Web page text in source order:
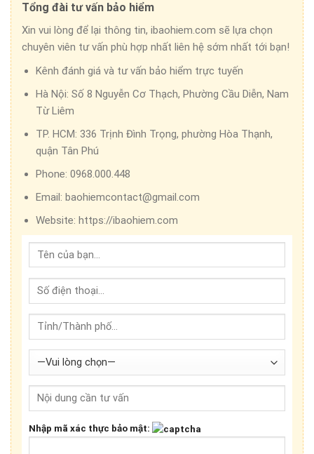
Tổng đài tư vấn bảo hiểm
Xin vui lòng để lại thông tin, ibaohiem.com sẽ lựa chọn
chuyên viên tư vấn phù hợp nhất liên hệ sớm nhất tới bạn!
Kênh đánh giá và tư vấn bảo hiểm trực tuyến
Hà Nội: Số 8 Nguyễn Cơ Thạch, Phường Cầu Diễn, Nam
Từ Liêm
TP. HCM: 336 Trịnh Đình Trọng, phường Hòa Thạnh,
quận Tân Phú
Phone: 0968.000.448
Email: baohiemcontact@gmail.com
Website: https://ibaohiem.com
Nhập mã xác thực bảo mật: